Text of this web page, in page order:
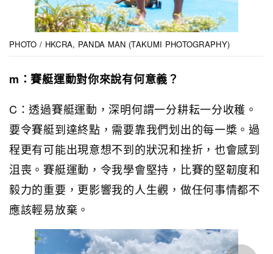
PHOTO / HKCRA, PANDA MAN (TAKUMI PHOTOGRAPHY)
m：賽艇運動對你來說有何意義？
C：透過賽艇運動，深明何謂一分耕耘一分收穫。
要令賽艇到達終點，需要靠我們划出的每一槳。過
程更有可能出現意想不到的狀況和挫折，也會感到
沮喪。賽艇運動，令我學會堅持，比賽的堅韌度和
毅力的重要，更影響我的人生觀，做任何事情都不
應該輕易放棄。